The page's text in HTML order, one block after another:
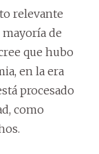
relevante
mayoría de
que hubo
en la era
procesado
como